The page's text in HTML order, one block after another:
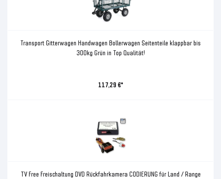
Transport Gitterwagen Handwagen Bollerwagen Seitenteile klappbar bis
300kg Grün in Top Qualität!
117,29 €*
TV Free Freischaltung DVD Rückfahrkamera CODIERUNG für Land / Range